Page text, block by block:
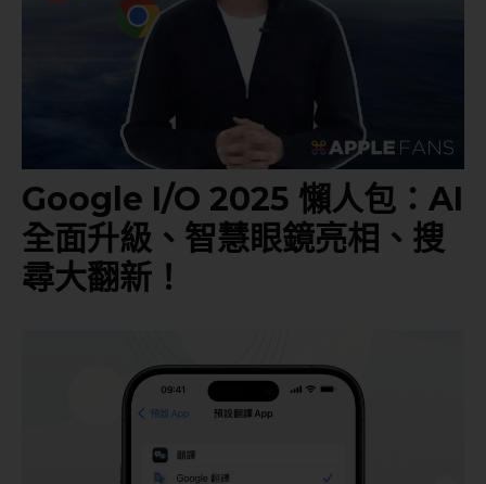
Google I/O 2025 懶人包：AI
全面升級、智慧眼鏡亮相、搜
尋大翻新！